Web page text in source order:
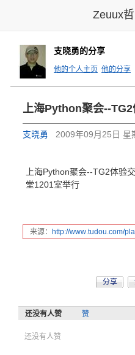
Zeuux
支晓勇的分享
他的个人主页 他的分享
上海Python聚会--TG2
支晓勇 2009年09月25日 星
上海Python聚会--TG2体验
堂1201室举行
来源： http://www.tudou.com/
分享
还没有人赞 赞
还没有人赞